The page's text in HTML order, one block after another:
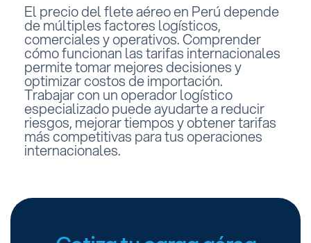
El precio del flete aéreo en Perú depende
de múltiples factores logísticos,
comerciales y operativos. Comprender
cómo funcionan las tarifas internacionales
permite tomar mejores decisiones y
optimizar costos de importación.
Trabajar con un operador logístico
especializado puede ayudarte a reducir
riesgos, mejorar tiempos y obtener tarifas
más competitivas para tus operaciones
internacionales.